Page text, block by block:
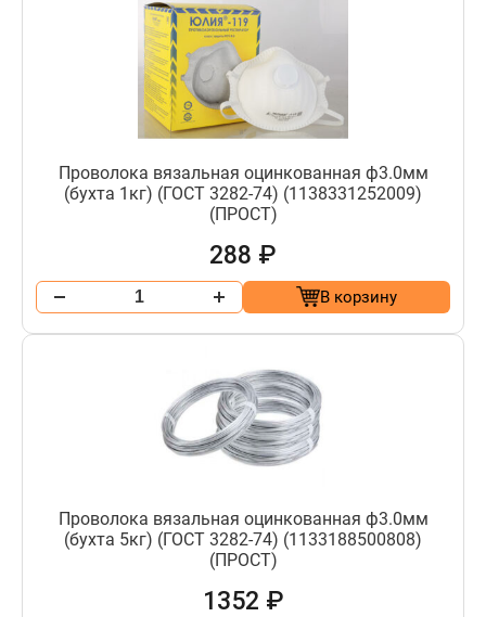
Проволока вязальная оцинкованная ф3.0мм
(бухта 1кг) (ГОСТ 3282-74) (1138331252009)
(ПРОСТ)
288 ₽
В корзину
Проволока вязальная оцинкованная ф3.0мм
(бухта 5кг) (ГОСТ 3282-74) (1133188500808)
(ПРОСТ)
1352 ₽